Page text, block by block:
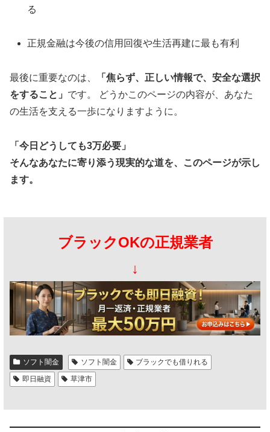
る
正規金融は今後の信用回復や生活再建に最も有利
最後に重要なのは、
「焦らず、正しい情報で、安全な選択
をすること」 です。 どうかこのページの内容が、あなた
の生活を支える一歩になりますように。
「今日どうしても3万必要」
そんなあなたに寄り添う現実的な道を、このページが示し
ます。
ブラックOKの正規業者
↓
ソフト闇金 ソフト闇金
ブラックでも借りれる
即日融資
草津市